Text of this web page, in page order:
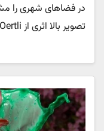
در فضاهای شهری را
تصویر بالا اثری از Eva Oertli و Beat Huber…